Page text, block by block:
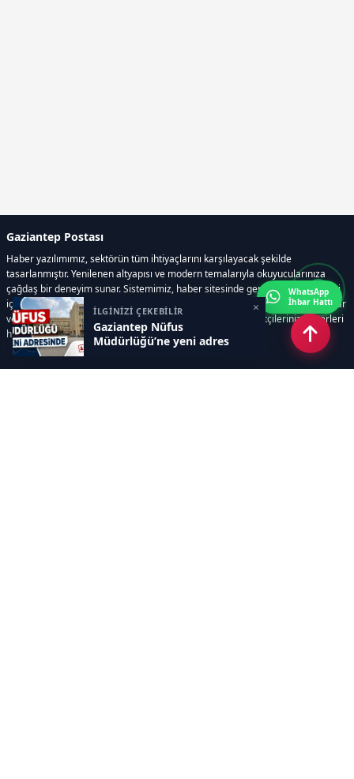
İLGİNİZİ ÇEKEBİLİR
Gaziantep Nüfus
Müdürlüğü’ne yeni adres
×
Gaziantep Postası
Haber yazılımımız, sektörün tüm ihtiyaçlarını karşılayacak şekilde
tasarlanmıştır. Yenilenen altyapısı ve modern temalarıyla okuyucularınıza
çağdaş bir deneyim sunar. Sistemimiz, haber sitesinde gerekli tüm modülleri
içerir. Siz içerik üretmeye odaklanırken, yazılımımız zamandan tasarruf sağlar
ve süreçlerinizi kolaylaştırır. Etkili arayüzü sayesinde ziyaretçileriniz haberleri
hızlı ve keyifle takip edebilir.
WhatsApp
İhbar Hattı